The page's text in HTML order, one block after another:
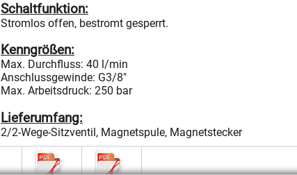
Schaltfunktion:
Stromlos offen, bestromt gesperrt.
Kenngrößen:
Max. Durchfluss: 40 l/min
Anschlussgewinde: G3/8"
Max. Arbeitsdruck: 250 bar
Lieferumfang:
2/2-Wege-Sitzventil, Magnetspule, Magnetstecker